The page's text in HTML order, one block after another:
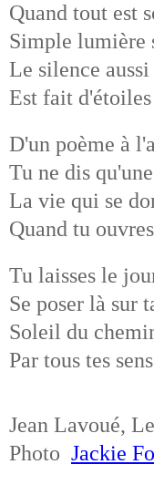
Quand tout est
Simple lumière
Le silence aussi
Est fait d'étoiles
D'un poème à
Tu ne dis
La vie qui se
Quand tu
Tu laisses le
Se poser là sur
Soleil du
Par tous tes
Jean Lavoué,
Photo Jackie